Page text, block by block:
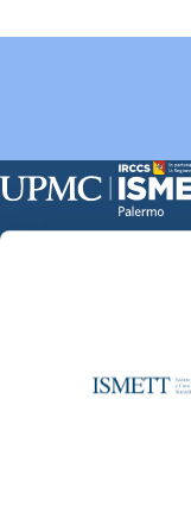
ottenere
Sede Clinica: